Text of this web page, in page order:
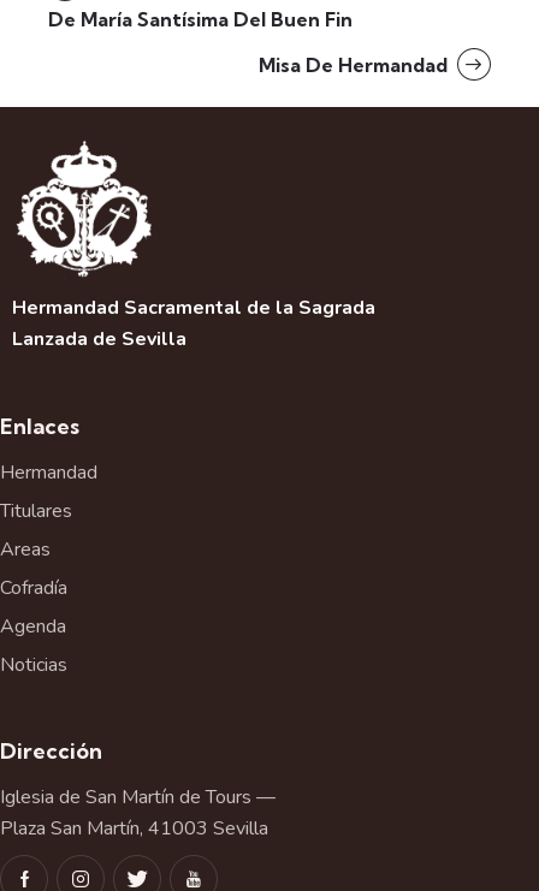
De María Santísima Del Buen Fin
Misa De Hermandad
Hermandad Sacramental de la Sagrada
Lanzada de Sevilla
Enlaces
Hermandad
Titulares
Areas
Cofradía
Agenda
Noticias
Dirección
Iglesia de San Martín de Tours —
Plaza San Martín, 41003 Sevilla